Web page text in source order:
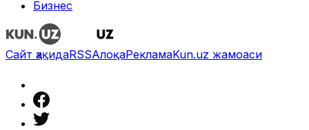
Бизнес
Сайт ҳақидаRSSАлоқаРекламаKun.uz жамоаси